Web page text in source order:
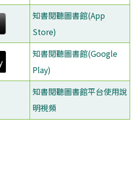
知書閱聽圖書館(App
Store)
知書閱聽圖書館(Google
Play)
知書閱聽圖書館平台使用說
明視頻